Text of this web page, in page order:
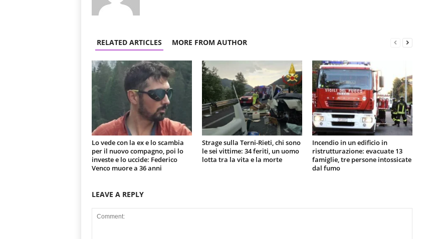
RELATED ARTICLES MORE FROM AUTHOR
Lo vede con la ex e lo scambia
per il nuovo compagno, poi lo
investe e lo uccide: Federico
Venco muore a 36 anni
Strage sulla Terni-Rieti, chi sono
le sei vittime: 34 feriti, un uomo
lotta tra la vita e la morte
Incendio in un edificio in
ristrutturazione: evacuate 13
famiglie, tre persone intossicate
dal fumo
LEAVE A REPLY